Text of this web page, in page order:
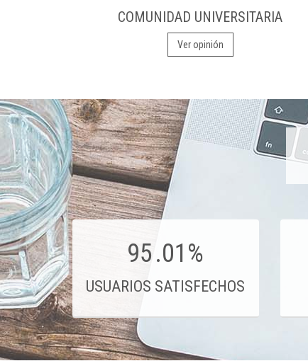
COMUNIDAD UNIVERSITARIA
Ver opinión
95.01%
USUARIOS SATISFECHOS